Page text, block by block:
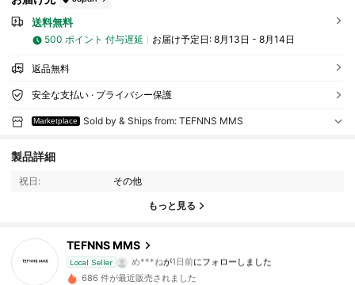
送料無料
500 ポイント 付与遅延 お届け予定日: 8月13日 - 8月14日
返品無料
安全な支払い · プライバシー保護
Marketplace Sold by & Ships from: TEFNNS MMS
製品詳細
祝日: その他
もっと見る
TEFNNS MMS
Local Seller め***ねが1日前にフォローしました
4.72
686 件が最近販売されました